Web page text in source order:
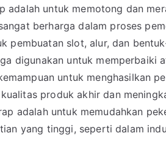
adalah untuk memotong dan
berharga dalam proses
pembuatan slot, alur, dan
digunakan untuk memperbaiki
untuk menghasilkan
produk akhir dan
adalah untuk memudahkan
yang tinggi, seperti dalam